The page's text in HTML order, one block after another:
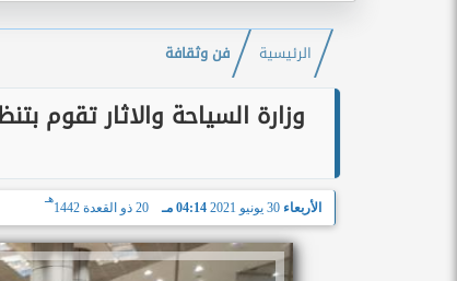
الرئيسية فن وثقافة
وزارة السياحة والاثار تقوم
الأربعاء 30 يونيو 2021 04:14 مـ 20 ذو القعدة 1442
هـ